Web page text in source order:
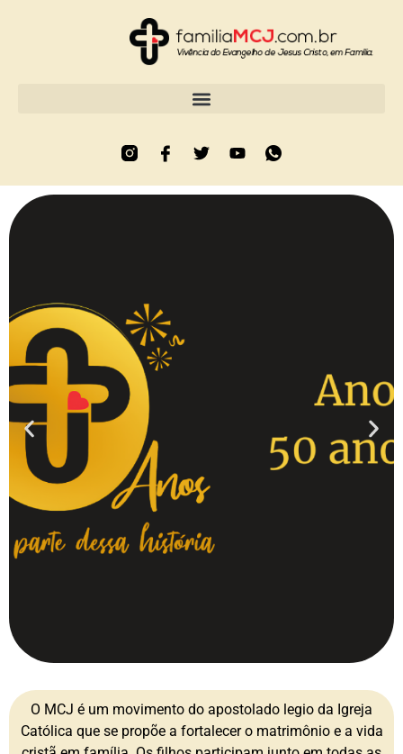
O MCJ é um movimento do apostolado legio da Igreja
Católica que se propõe a fortalecer o matrimônio e a vida